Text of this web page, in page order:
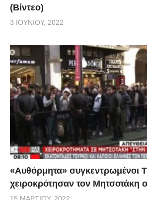
(Βίντεο)
3 ΙΟΥΝΊΟΥ, 2022
«Αυθόρμητα» συγκεντρωμένοι
χειροκρότησαν τον Μητσοτάκη